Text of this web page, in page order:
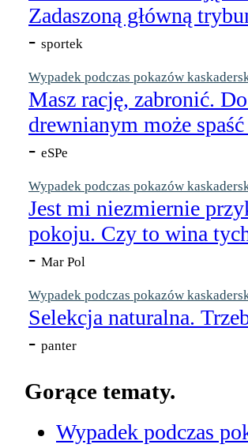
Zadaszoną główną
- sportek
Wypadek podczas pokazów
Masz rację, zabronić.
drewnianym może
- eSPe
Wypadek podczas pokazów
Jest mi niezmiernie
pokoju. Czy to wina
- Mar Pol
Wypadek podczas pokazów
Selekcja naturalna.
- panter
Gorące tematy.
Wypadek podczas